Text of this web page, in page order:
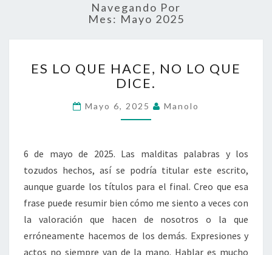
Navegando Por
Mes: Mayo 2025
LO
QUE
NO
LO
DICE.
ES LO QUE HACE, NO LO QUE
DICE.
Mayo 6, 2025 Manolo
6 de mayo de 2025. Las malditas palabras y los
tozudos hechos, así se podría titular este escrito,
aunque guarde los títulos para el final. Creo que esa
frase puede resumir bien cómo me siento a veces con
la valoración que hacen de nosotros o la que
erróneamente hacemos de los demás. Expresiones y
actos no siempre van de la mano. Hablar es mucho